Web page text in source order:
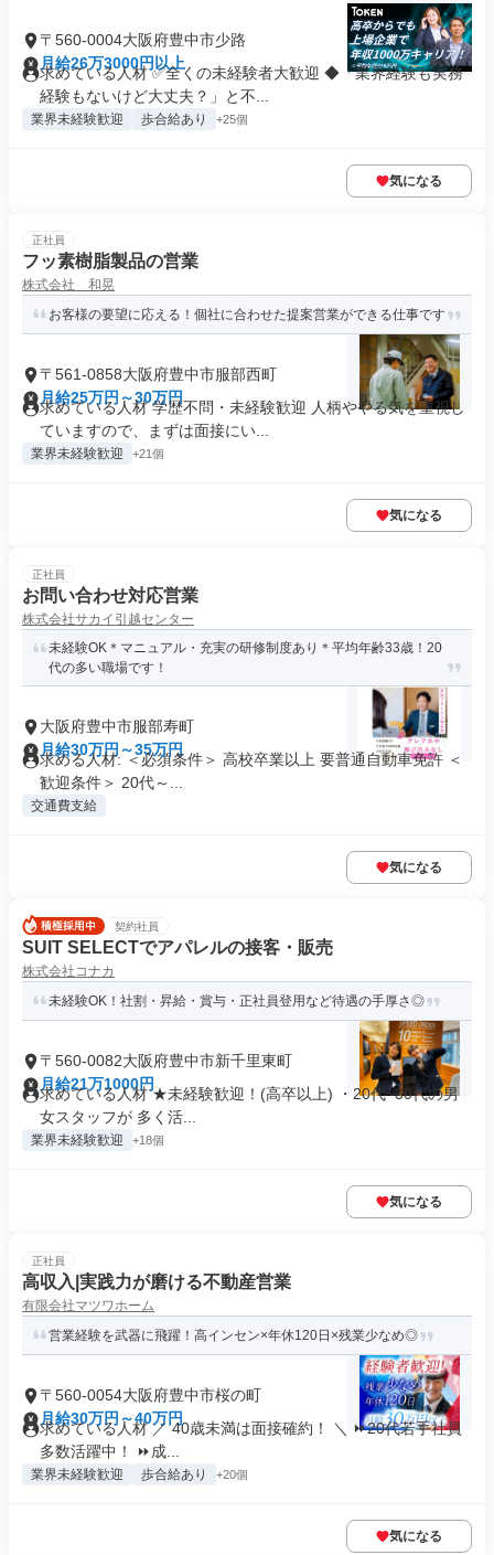
〒560-0004大阪府豊中市少路
月給26万3000円以上
求めている人材 ✅全くの未経験者大歓迎 ◆「業界経験も実務
経験もないけど大丈夫？」と不...
業界未経験歓迎 歩合給あり +25個
気になる
正社員
フッ素樹脂製品の営業
株式会社 和晃
お客様の要望に応える！個社に合わせた提案営業ができる仕事です
〒561-0858大阪府豊中市服部西町
月給25万円～30万円
求めている人材 学歴不問・未経験歓迎 人柄ややる気を重視し
ていますので、まずは面接にい...
業界未経験歓迎 +21個
気になる
正社員
お問い合わせ対応営業
株式会社サカイ引越センター
未経験OK＊マニュアル・充実の研修制度あり＊平均年齢33歳！20
代の多い職場です！
大阪府豊中市服部寿町
月給30万円～35万円
求める人材: ＜必須条件＞ 高校卒業以上 要普通自動車免許 ＜
歓迎条件＞ 20代～...
交通費支給
気になる
契約社員
SUIT SELECTでアパレルの接客・販売
株式会社コナカ
未経験OK！社割・昇給・賞与・正社員登用など待遇の手厚さ◎
〒560-0082大阪府豊中市新千里東町
月給21万1000円
求めている人材 ★未経験歓迎！(高卒以上) ・20代~30代の男
女スタッフが 多く活...
業界未経験歓迎 +18個
気になる
正社員
高収入|実践力が磨ける不動産営業
有限会社マツワホーム
営業経験を武器に飛躍！高インセン×年休120日×残業少なめ◎
〒560-0054大阪府豊中市桜の町
月給30万円～40万円
求めている人材 ／ 40歳未満は面接確約！ ＼ ⏩20代若手社員
多数活躍中！ ⏩成...
業界未経験歓迎 歩合給あり +20個
気になる